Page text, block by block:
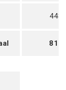
448
813